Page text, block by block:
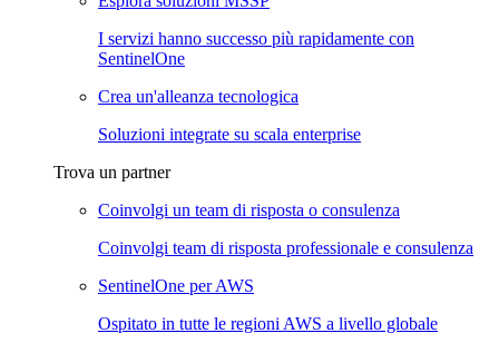
I servizi hanno successo più rapidamente con
SentinelOne
Crea un'alleanza tecnologica
Soluzioni integrate su scala enterprise
Trova un partner
Coinvolgi un team di risposta o consulenza
Coinvolgi team di risposta professionale e consulenza
SentinelOne per AWS
Ospitato in tutte le regioni AWS a livello globale